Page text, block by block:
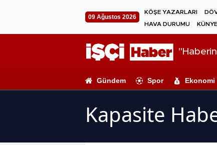
09 Ağustos 2026
KÖŞE YAZARLARI
HAVA DURUMU
KÜNYE
Gündem Spor Ekonomi
Kapasite